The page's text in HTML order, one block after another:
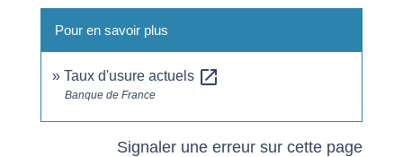
Pour en savoir plus
Taux d'usure actuels open_in_new
Banque de France
Signaler une erreur sur cette page